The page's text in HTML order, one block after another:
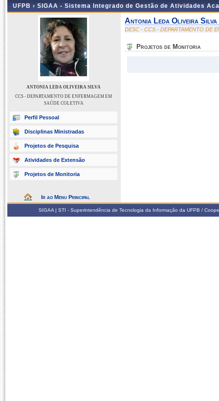
UFPB › SIGAA - Sistema Integrado de Gestão de Atividades
ANTONIA LEDA OLIVEIRA SILVA
CCS - DEPARTAMENTO DE ENFERMAGEM EM
SAÚDE COLETIVA
Perfil Pessoal
Disciplinas Ministradas
Projetos de Pesquisa
Atividades de Extensão
Projetos de Monitoria
Ir ao Menu Principal
Antonia Leda Oliveira Silva
DESC - CCS - DEPARTAMENTO DE
Projetos de Monitoria
SIGAA | STI - Superintendência de Tecnologia da Informação da UFPB /